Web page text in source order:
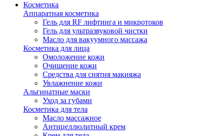
Косметика
Аппаратная косметика
Гель для RF лифтинга и микротоков
Гель для ультразвуковой чистки
Масло для вакуумного массажа
Косметика для лица
Омоложение кожи
Очищение кожи
Средства для снятия макияжа
Увлажнение кожи
Альгинатные маски
Уход за губами
Косметика для тела
Масло массажное
Антицеллюлитный крем